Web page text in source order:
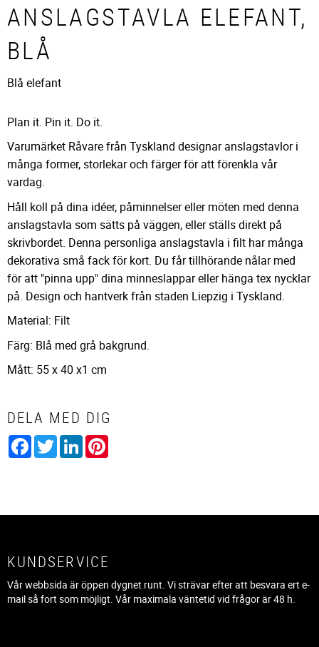
ANSLAGSTAVLA ELEFANT,
BLÅ
Blå elefant
Plan it. Pin it. Do it.
Varumärket Råvare från Tyskland designar anslagstavlor i
många former, storlekar och färger för att förenkla vår
vardag.
Håll koll på dina idéer, påminnelser eller möten med denna
anslagstavla som sätts på väggen, eller ställs direkt på
skrivbordet. Denna personliga anslagstavla i filt har många
dekorativa små fack för kort. Du får tillhörande nålar med
för att "pinna upp" dina minneslappar eller hänga tex nycklar
på. Design och hantverk från staden Liepzig i Tyskland.
Material: Filt
Färg: Blå med grå bakgrund.
Mått: 55 x 40 x1 cm
DELA MED DIG
Facebook
TwitterLinkedIn
KUNDSERVICE
Vår webbsida är öppen dygnet runt. Vi strävar efter att besvara ert e-
mail så fort som möjligt. Vår maximala väntetid vid frågor är 48 h.